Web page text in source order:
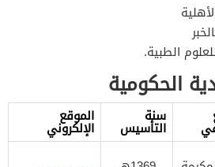
الطبية.
الحكومية
سنة
التأسيس
الموقع
الإلكروني